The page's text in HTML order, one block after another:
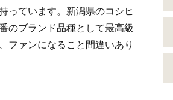
っています。新潟県のコシヒ
のブランド品種として最高級
ファンになること間違いあり